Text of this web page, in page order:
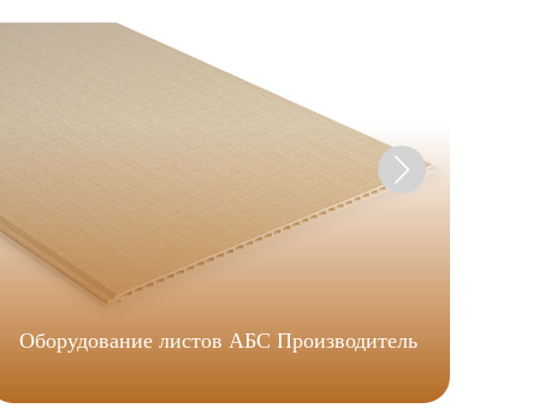
Оборудование листов АБС Производитель